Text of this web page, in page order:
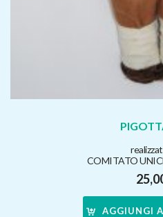
COMITATO
AGGIUNGI